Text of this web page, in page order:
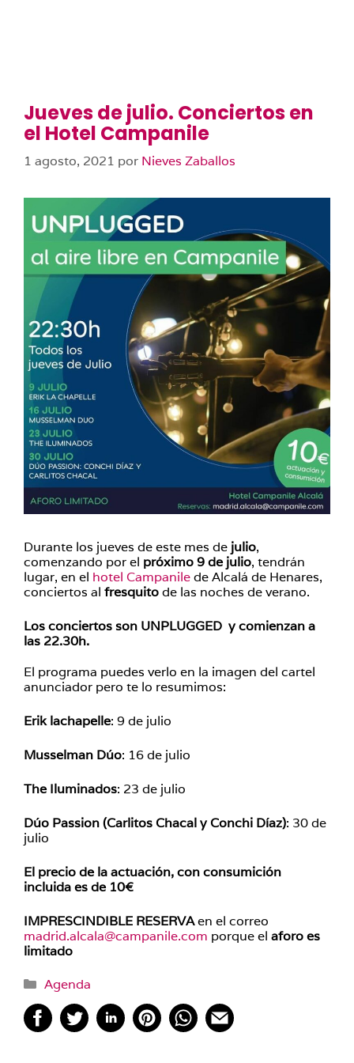
Jueves de julio. Conciertos en
el Hotel Campanile
1 agosto, 2021 por Nieves Zaballos
Durante los jueves de este mes de julio,
comenzando por el próximo 9 de julio, tendrán
lugar, en el hotel Campanilede Alcalá de Henares,
conciertos al fresquitode las noches de verano.
Los conciertos son UNPLUGGED y comienzan a
las 22.30h.
El programa puedes verlo en la imagen del cartel
anunciador pero te lo resumimos:
Erik lachapelle: 9 de julio
Musselman Dúo: 16 de julio
The Iluminados: 23 de julio
Dúo Passion (Carlitos Chacal y Conchi Díaz): 30 de
julio
El precio de la actuación, con consumición
incluida es de 10€
IMPRESCINDIBLE RESERVAen el correo
madrid.alcala@campanile.com porque el aforo es
limitado
Categorías
Agenda